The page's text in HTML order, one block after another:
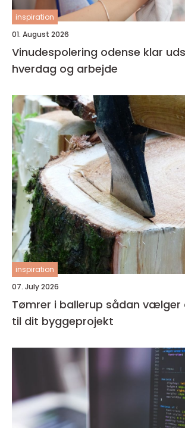
inspiration
01. August 2026
Vinudespolering odense klar udsigt til
hverdag og arbejde
inspiration
07. July 2026
Tømrer i ballerup sådan vælger du den rette
til dit byggeprojekt